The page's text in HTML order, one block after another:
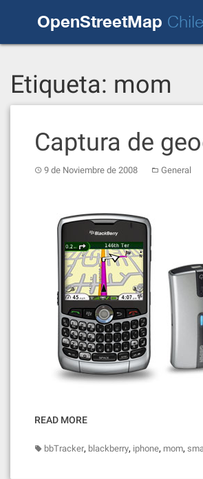
OpenStreetMap Chile
Etiqueta: mom
Captura de
9 de Noviembre de 2008 General
READ MORE
bbTracker, blackberry, iphone, mom,